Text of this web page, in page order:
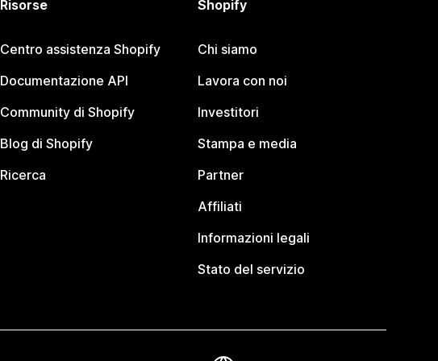
Risorse
Centro assistenza Shopify
Documentazione API
Community di Shopify
Blog di Shopify
Ricerca
Shopify
Chi siamo
Lavora con noi
Investitori
Stampa e media
Partner
Affiliati
Informazioni legali
Stato del servizio